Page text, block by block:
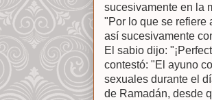
sucesivamente en la
"Por lo que se refiere
así sucesivamente
El sabio dijo:
contestó: "El ayuno
sexuales durante el
de Ramadán, desde